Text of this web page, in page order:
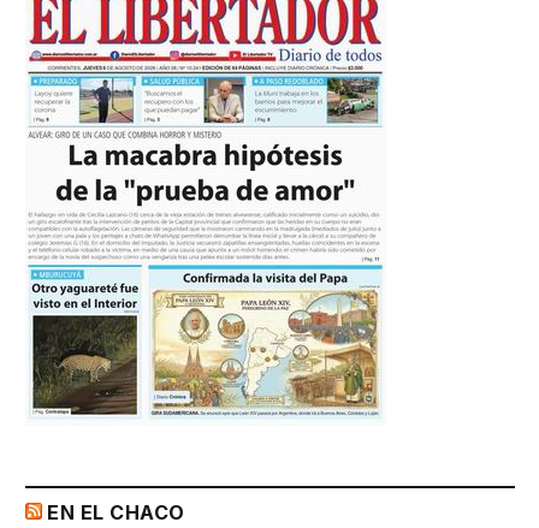
EN EL CHACO